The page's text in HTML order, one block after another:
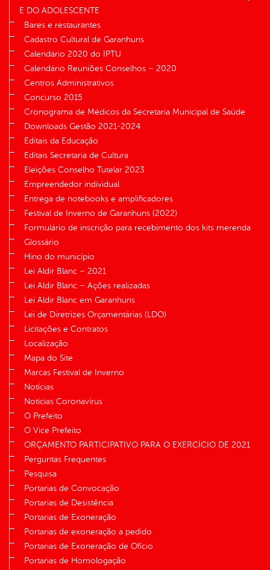
E DO ADOLESCENTE
Bares e restaurantes
Cadastro Cultural de Garanhuns
Calendário 2020 do IPTU
Calendário Reuniões Conselhos – 2020
Centros Administrativos
Concurso 2015
Cronograma de Médicos da Secretaria Municipal de Saúde
Downloads Gestão 2021-2024
Editais da Educação
Editais Secretaria de Cultura
Eleições Conselho Tutelar 2023
Empreendedor individual
Entrega de notebooks e amplificadores
Festival de Inverno de Garanhuns (2022)
Formulário de inscrição para recebimento dos kits merenda
Glossário
Hino do município
Lei Aldir Blanc – 2021
Lei Aldir Blanc – Ações realizadas
Lei Aldir Blanc em Garanhuns
Lei de Diretrizes Orçamentárias (LDO)
Licitações e Contratos
Localização
Mapa do Site
Marcas Festival de Inverno
Notícias
Notícias Coronavírus
O Prefeito
O Vice Prefeito
ORÇAMENTO PARTICIPATIVO PARA O EXERCÍCIO DE 2021
Perguntas Frequentes
Pesquisa
Portarias de Convocação
Portarias de Desistência
Portarias de Exoneração
Portarias de exoneração a pedido
Portarias de Exoneração de Ofício
Portarias de Homologação